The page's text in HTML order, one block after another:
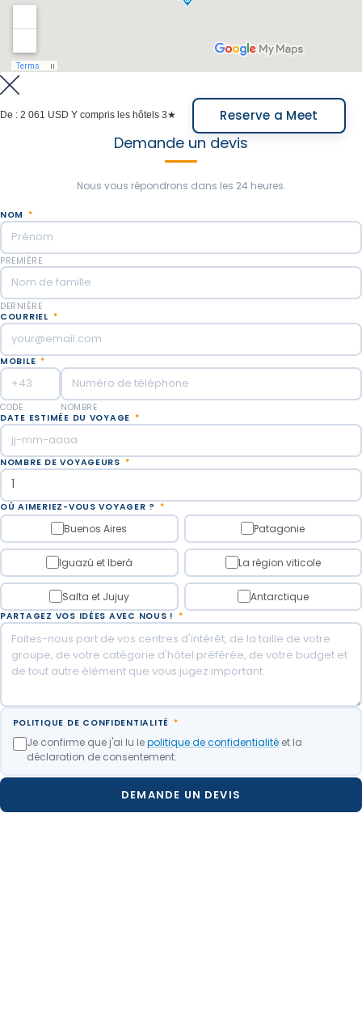
De : 2 061 USD Y compris les hôtels 3★ Reserve a Meet
Demande un devis
Nous vous répondrons dans les 24 heures.
NOM *
PREMIÈRE
DERNIÈRE
COURRIEL *
MOBILE *
CODE
NOMBRE
DATE ESTIMÉE DU VOYAGE *
NOMBRE DE VOYAGEURS *
OÙ AIMERIEZ-VOUS VOYAGER ? *
Buenos Aires Patagonie
Iguazú et Iberá La région viticole
Salta et Jujuy Antarctique
PARTAGEZ VOS IDÉES AVEC NOUS ! *
POLITIQUE DE CONFIDENTIALITÉ *
Je confirme que j'ai lu lepolitique de confidentialitéet la
déclaration de consentement.
DEMANDE UN DEVIS